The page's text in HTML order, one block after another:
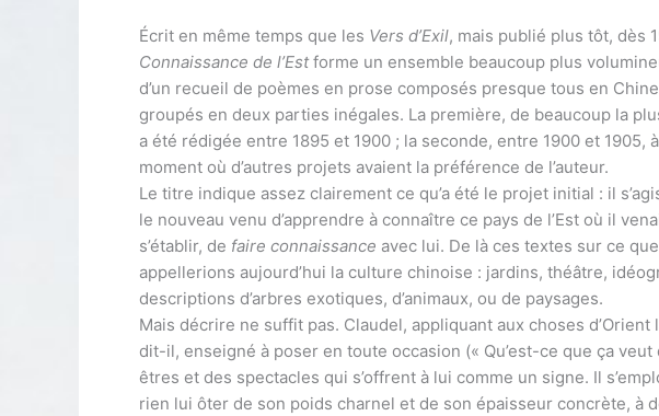
Écrit en même temps que les Vers d’Exil, mais publié plus tôt, dès
Connaissance de l’Estforme un ensemble beaucoup plus
d’un recueil de poèmes en prose composés presque tous en
groupés en deux parties inégales. La première, de beaucoup la
a été rédigée entre 1895 et 1900 ; la seconde, entre 1900 et 1905,
moment où d’autres projets avaient la préférence de l’auteur.
Le titre indique assez clairement ce qu’a été le projet initial : il
le nouveau venu d’apprendre à connaître ce pays de l’Est où il
s’établir, de faire connaissance avec lui. De là ces textes sur ce
appellerions aujourd’hui la culture chinoise : jardins, théâtre,
descriptions d’arbres exotiques, d’animaux, ou de paysages.
Mais décrire ne suffit pas. Claudel, appliquant aux choses
dit-il, enseigné à poser en toute occasion (« Qu’est-ce que ça
êtres et des spectacles qui s’offrent à lui comme un signe. Il
rien lui ôter de son poids charnel et de son épaisseur concrète, à